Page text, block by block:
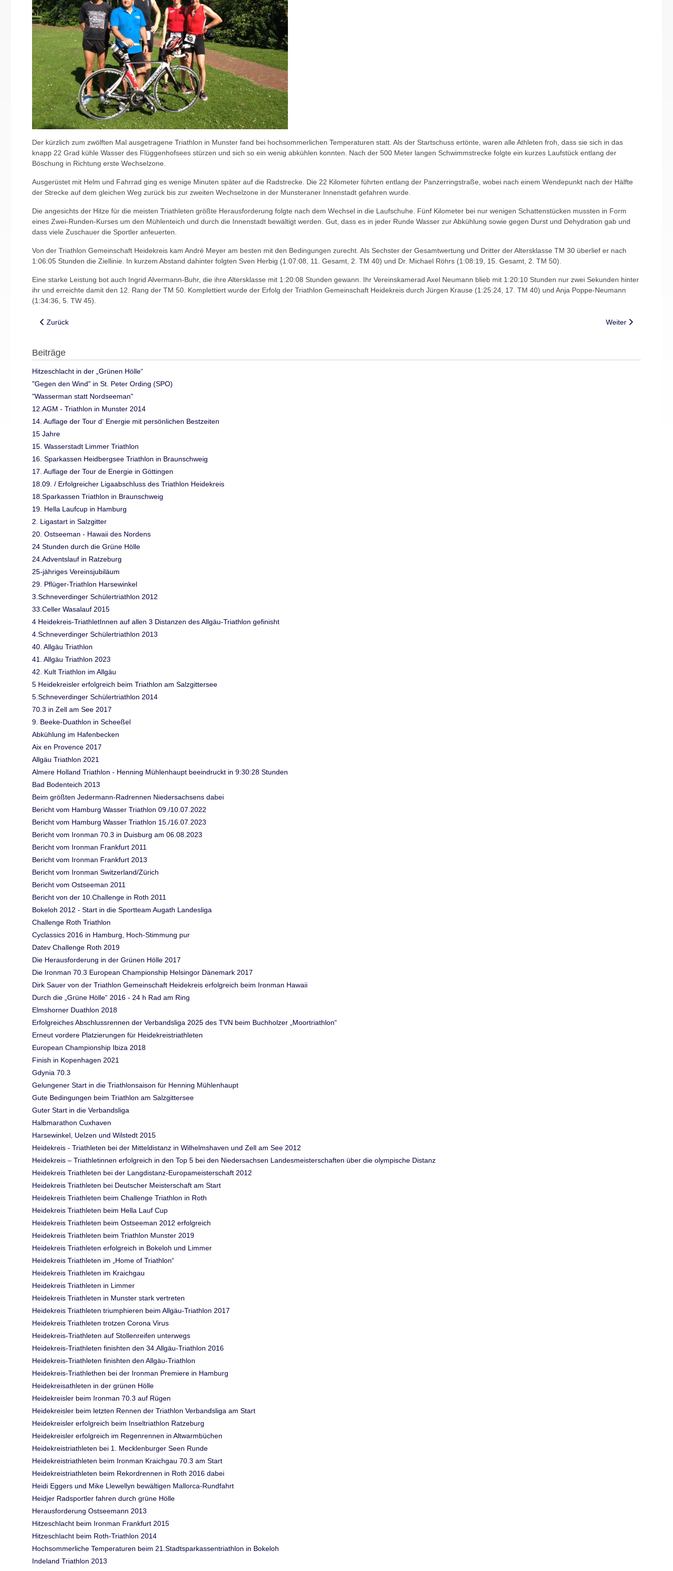
Der kürzlich zum zwölften Mal ausgetragene Triathlon in Munster fand bei hochsommerlichen Temperaturen statt. Als der Startschuss ertönte, waren alle Athleten froh, dass sie sich in das
knapp 22 Grad kühle Wasser des Flüggenhofsees stürzen und sich so ein wenig abkühlen konnten. Nach der 500 Meter langen Schwimmstrecke folgte ein kurzes Laufstück entlang der
Böschung in Richtung erste Wechselzone.
Ausgerüstet mit Helm und Fahrrad ging es wenige Minuten später auf die Radstrecke. Die 22 Kilometer führten entlang der Panzerringstraße, wobei nach einem Wendepunkt nach der Hälfte
der Strecke auf dem gleichen Weg zurück bis zur zweiten Wechselzone in der Munsteraner Innenstadt gefahren wurde.
Die angesichts der Hitze für die meisten Triathleten größte Herausforderung folgte nach dem Wechsel in die Laufschuhe. Fünf Kilometer bei nur wenigen Schattenstücken mussten in Form
eines Zwei-Runden-Kurses um den Mühlenteich und durch die Innenstadt bewältigt werden. Gut, dass es in jeder Runde Wasser zur Abkühlung sowie gegen Durst und Dehydration gab und
dass viele Zuschauer die Sportler anfeuerten.
Von der Triathlon Gemeinschaft Heidekreis kam André Meyer am besten mit den Bedingungen zurecht. Als Sechster der Gesamtwertung und Dritter der Altersklasse TM 30 überlief er nach
1:06:05 Stunden die Ziellinie. In kurzem Abstand dahinter folgten Sven Herbig (1:07:08, 11. Gesamt, 2. TM 40) und Dr. Michael Röhrs (1:08:19, 15. Gesamt, 2. TM 50).
Eine starke Leistung bot auch Ingrid Alvermann-Buhr, die ihre Altersklasse mit 1:20:08 Stunden gewann. Ihr Vereinskamerad Axel Neumann blieb mit 1:20:10 Stunden nur zwei Sekunden hinter
ihr und erreichte damit den 12. Rang der TM 50. Komplettiert wurde der Erfolg der Triathlon Gemeinschaft Heidekreis durch Jürgen Krause (1:25:24, 17. TM 40) und Anja Poppe-Neumann
(1:34:36, 5. TW 45).
Vorheriger Beitrag: 5.Schneverdinger Schülertriathlon 2014
Zurück Nächster Beitrag:
Weiter
Beiträge
Hitzeschlacht in der „Grünen Hölle“
"Gegen den Wind" in St. Peter Ording (SPO)
"Wasserman statt Nordseeman"
12.AGM - Triathlon in Munster 2014
14. Auflage der Tour d‘ Energie mit persönlichen Bestzeiten
15 Jahre
15. Wasserstadt Limmer Triathlon
16. Sparkassen Heidbergsee Triathlon in Braunschweig
17. Auflage der Tour de Energie in Göttingen
18.09. / Erfolgreicher Ligaabschluss des Triathlon Heidekreis
18.Sparkassen Triathlon in Braunschweig
19. Hella Laufcup in Hamburg
2. Ligastart in Salzgitter
20. Ostseeman - Hawaii des Nordens
24 Stunden durch die Grüne Hölle
24.Adventslauf in Ratzeburg
25-jähriges Vereinsjubiläum
29. Pflüger-Triathlon Harsewinkel
3.Schneverdinger Schülertriathlon 2012
33.Celler Wasalauf 2015
4 Heidekreis-TriathletInnen auf allen 3 Distanzen des Allgäu-Triathlon gefinisht
4.Schneverdinger Schülertriathlon 2013
40. Allgäu Triathlon
41. Allgäu Triathlon 2023
42. Kult Triathlon im Allgäu
5 Heidekreisler erfolgreich beim Triathlon am Salzgittersee
5.Schneverdinger Schülertriathlon 2014
70.3 in Zell am See 2017
9. Beeke-Duathlon in Scheeßel
Abkühlung im Hafenbecken
Aix en Provence 2017
Allgäu Triathlon 2021
Almere Holland Triathlon - Henning Mühlenhaupt beeindruckt in 9:30:28 Stunden
Bad Bodenteich 2013
Beim größten Jedermann-Radrennen Niedersachsens dabei
Bericht vom Hamburg Wasser Triathlon 09./10.07.2022
Bericht vom Hamburg Wasser Triathlon 15./16.07.2023
Bericht vom Ironman 70.3 in Duisburg am 06.08.2023
Bericht vom Ironman Frankfurt 2011
Bericht vom Ironman Frankfurt 2013
Bericht vom Ironman Switzerland/Zürich
Bericht vom Ostseeman 2011
Bericht von der 10.Challenge in Roth 2011
Bokeloh 2012 - Start in die Sportteam Augath Landesliga
Challenge Roth Triathlon
Cyclassics 2016 in Hamburg, Hoch-Stimmung pur
Datev Challenge Roth 2019
Die Herausforderung in der Grünen Hölle 2017
Die Ironman 70.3 European Championship Helsingor Dänemark 2017
Dirk Sauer von der Triathlon Gemeinschaft Heidekreis erfolgreich beim Ironman Hawaii
Durch die „Grüne Hölle“ 2016 - 24 h Rad am Ring
Elmshorner Duathlon 2018
Erfolgreiches Abschlussrennen der Verbandsliga 2025 des TVN beim Buchholzer „Moortriathlon“
Erneut vordere Platzierungen für Heidekreistriathleten
European Championship Ibiza 2018
Finish in Kopenhagen 2021
Gdynia 70.3
Gelungener Start in die Triathlonsaison für Henning Mühlenhaupt
Gute Bedingungen beim Triathlon am Salzgittersee
Guter Start in die Verbandsliga
Halbmarathon Cuxhaven
Harsewinkel, Uelzen und Wilstedt 2015
Heidekreis - Triathleten bei der Mitteldistanz in Wilhelmshaven und Zell am See 2012
Heidekreis – Triathletinnen erfolgreich in den Top 5 bei den Niedersachsen Landesmeisterschaften über die olympische Distanz
Heidekreis Triathleten bei der Langdistanz-Europameisterschaft 2012
Heidekreis Triathleten bei Deutscher Meisterschaft am Start
Heidekreis Triathleten beim Challenge Triathlon in Roth
Heidekreis Triathleten beim Hella Lauf Cup
Heidekreis Triathleten beim Ostseeman 2012 erfolgreich
Heidekreis Triathleten beim Triathlon Munster 2019
Heidekreis Triathleten erfolgreich in Bokeloh und Limmer
Heidekreis Triathleten im „Home of Triathlon“
Heidekreis Triathleten im Kraichgau
Heidekreis Triathleten in Limmer
Heidekreis Triathleten in Munster stark vertreten
Heidekreis Triathleten triumphieren beim Allgäu-Triathlon 2017
Heidekreis Triathleten trotzen Corona Virus
Heidekreis-Triathleten auf Stollenreifen unterwegs
Heidekreis-Triathleten finishten den 34.Allgäu-Triathlon 2016
Heidekreis-Triathleten finishten den Allgäu-Triathlon
Heidekreis-Triathlethen bei der Ironman Premiere in Hamburg
Heidekreisathleten in der grünen Hölle
Heidekreisler beim Ironman 70.3 auf Rügen
Heidekreisler beim letzten Rennen der Triathlon Verbandsliga am Start
Heidekreisler erfolgreich beim Inseltriathlon Ratzeburg
Heidekreisler erfolgreich im Regenrennen in Altwarmbüchen
Heidekreistriathleten bei 1. Mecklenburger Seen Runde
Heidekreistriathleten beim Ironman Kraichgau 70.3 am Start
Heidekreistriathleten beim Rekordrennen in Roth 2016 dabei
Heidi Eggers und Mike Llewellyn bewältigen Mallorca-Rundfahrt
Heidjer Radsportler fahren durch grüne Hölle
Herausforderung Ostseemann 2013
Hitzeschlacht beim Ironman Frankfurt 2015
Hitzeschlacht beim Roth-Triathlon 2014
Hochsommerliche Temperaturen beim 21.Stadtsparkassentriathlon in Bokeloh
Indeland Triathlon 2013